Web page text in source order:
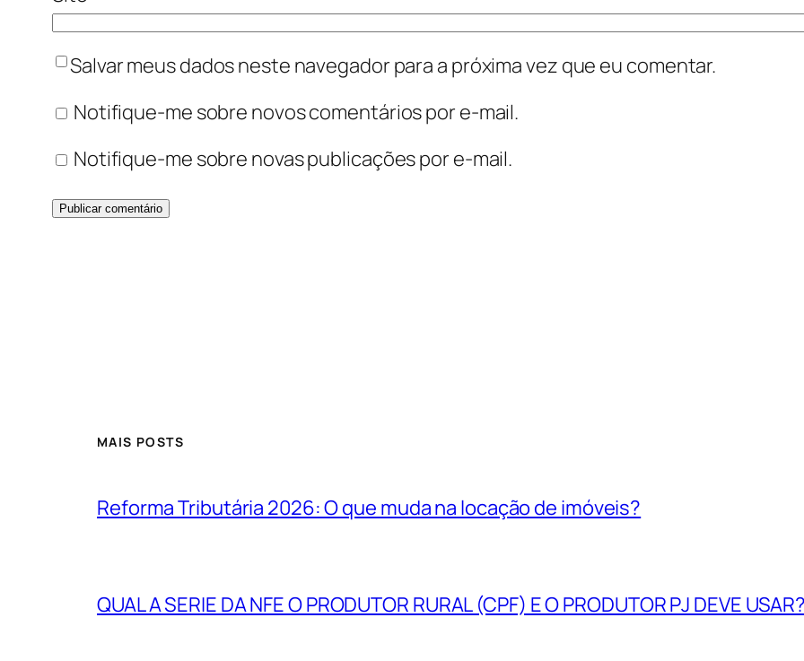
Salvar meus dados neste navegador para a próxima vez que eu comentar.
Notifique-me sobre novos comentários por e-mail.
Notifique-me sobre novas publicações por e-mail.
MAIS POSTS
Reforma Tributária 2026: O que muda na locação de imóveis?
QUAL A SERIE DA NFE O PRODUTOR RURAL (CPF) E O PRODUTOR PJ DEVE